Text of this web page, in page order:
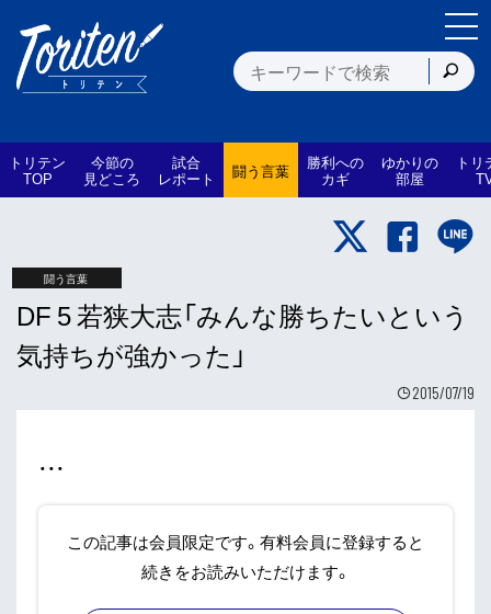
トリテン
TOP
今節の
見どころ
試合
レポート 闘う言葉 勝利への
カギ
ゆかりの
部屋
トリ
闘う言葉
DF 5 若狭大志「みんな勝ちたいという
気持ちが強かった」
2015/07/19
・・・
この記事は会員限定です。有料会員に登録すると
続きをお読みいただけます。